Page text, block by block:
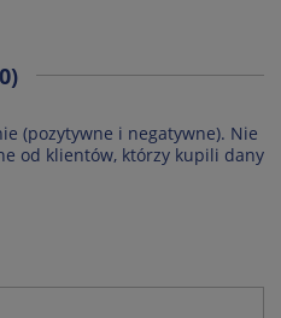
(pozytywne i negatywne). Nie
od klientów, którzy kupili dany